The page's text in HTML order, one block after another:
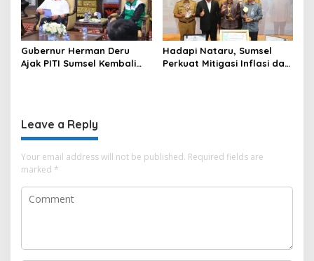
Gubernur Herman Deru
Ajak PITI Sumsel Kembali
Hadapi Nataru, Sumsel
Perkuat Mitigasi Inflasi dan
Leave a Reply
Your email address will not be published. Required fields are
marked *